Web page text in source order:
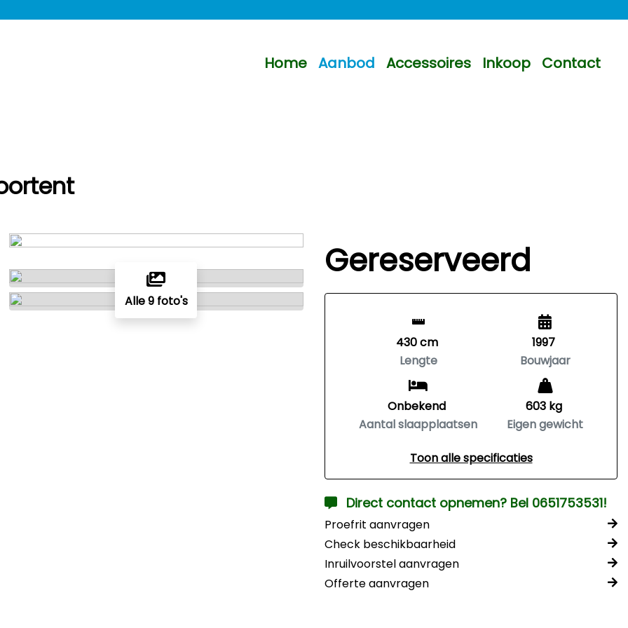
Home Aanbod Accessoires Inkoop Contact
Alle 9 foto's
Gereserveerd
430 cm
Lengte
Onbekend
Aantal slaapplaatsen
1997
Bouwjaar
603 kg
Eigen gewicht
Toon alle specificaties
Direct contact opnemen? Bel 0651753531!
Proefrit aanvragen
Check beschikbaarheid
Inruilvoorstel aanvragen
Offerte aanvragen